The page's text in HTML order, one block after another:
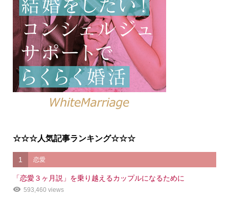
☆☆☆人気記事ランキング☆☆☆
1 恋愛
「恋愛３ヶ月説」を乗り越えるカップルになるために
593,460 views